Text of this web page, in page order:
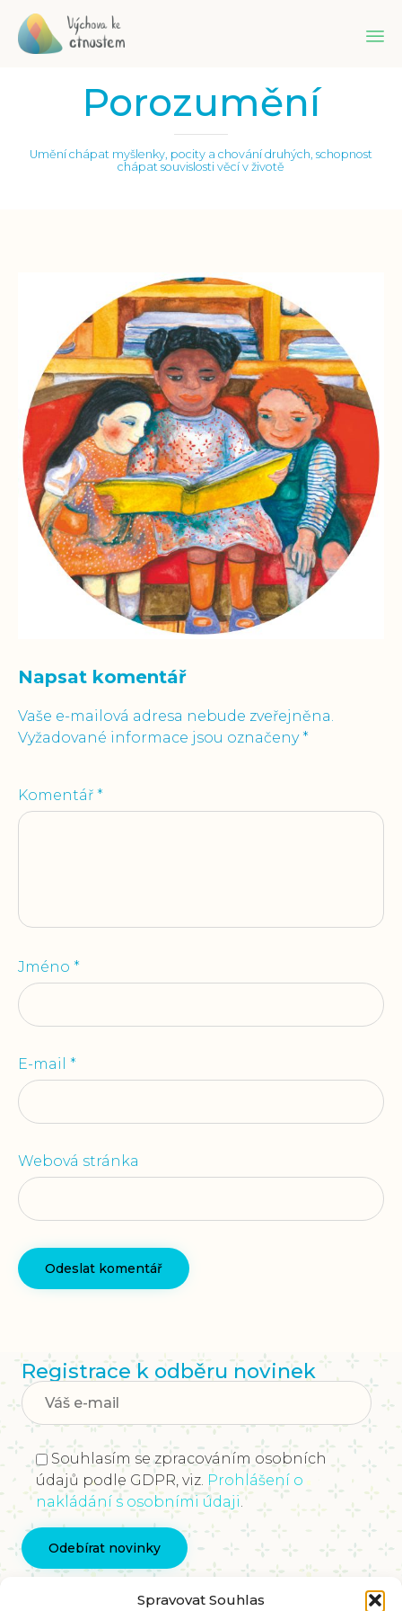
Spravovat Souhlas
Porozumění
Umění chápat myšlenky, pocity a chování druhých, schopnost
chápat souvislosti věcí v životě
Napsat komentář
Vaše e-mailová adresa nebude zveřejněna.
Vyžadované informace jsou označeny *
Komentář *
Jméno *
E-mail *
Webová stránka
Registrace k odběru novinek
Souhlasím se zpracováním osobních
údajů podle GDPR, viz. Prohlášení o
nakládání s osobními údaji.
Kontaktujte nás